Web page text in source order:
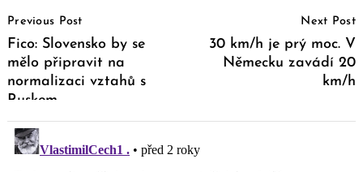
Navigation
Previous Post
Fico: Slovensko by se
mělo připravit na
normalizaci vztahů s
Ruskem
Next Post
30 km/h je prý moc. V
Německu zavádí 20
km/h